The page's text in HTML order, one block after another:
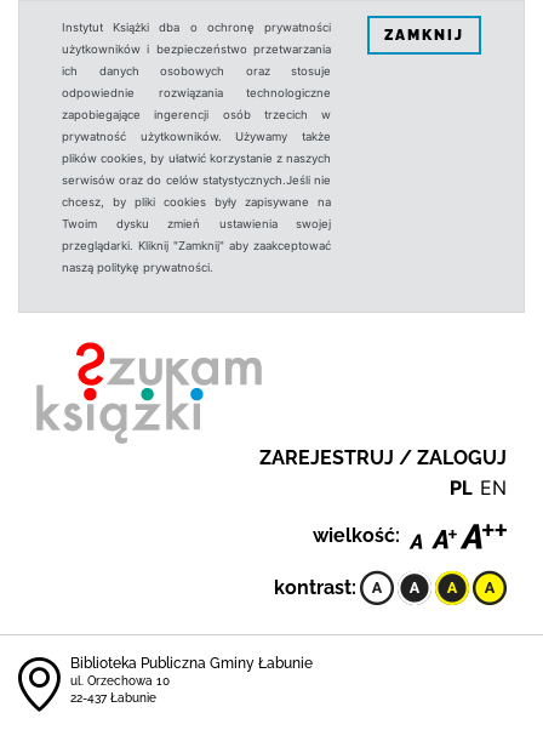
Instytut Książki dba o ochronę prywatności
użytkowników i bezpieczeństwo przetwarzania
ich danych osobowych oraz stosuje
odpowiednie rozwiązania technologiczne
zapobiegające ingerencji osób trzecich w
prywatność użytkowników. Używamy także
plików cookies, by ułatwić korzystanie z naszych
serwisów oraz do celów statystycznych.Jeśli nie
chcesz, by pliki cookies były zapisywane na
Twoim dysku zmień ustawienia swojej
przeglądarki. Kliknij "Zamknij" aby zaakceptować
naszą politykę prywatności.
ZAMKNIJ
ZAREJESTRUJ / ZALOGUJ
PL EN
wielkość:
kontrast:
Biblioteka Publiczna Gminy Łabunie
ul. Orzechowa 10
22-437 Łabunie